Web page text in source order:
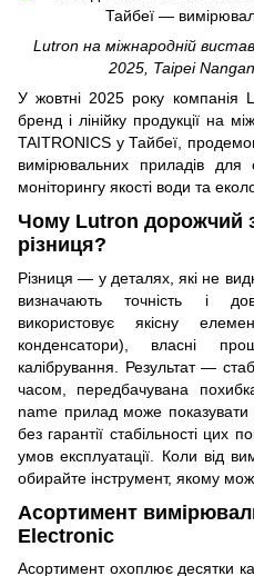
Lutron на міжнародній
2025, Taipei
У жовтні 2025 року компанія
бренд і лінійку продукції на
TAITRONICS у Тайбеї,
вимірювальних приладів для
моніторингу якості води та
Чому Lutron дорожчий
різниця?
Різниця — у деталях, які не
визначають точність і
використовує якісну
конденсатори), власні
калібрування. Результат —
часом, передбачувана
name прилад може
без гарантії стабільності цих
умов експлуатації. Коли від
обирайте інструмент, якому
Асортимент
Electronic
Асортимент охоплює десятки